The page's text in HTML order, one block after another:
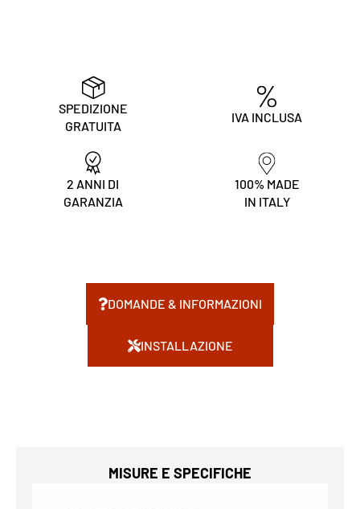
SPEDIZIONE
GRATUITA
IVA INCLUSA
2 ANNI DI
GARANZIA
100% MADE
IN ITALY
DOMANDE & INFORMAZIONI
INSTALLAZIONE
MISURE E SPECIFICHE